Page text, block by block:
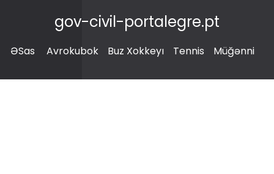
gov-civil-portalegre.pt
ƏSas Avrokubok Buz Xokkeyı Tennis Müğənni